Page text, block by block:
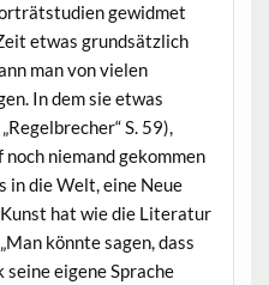
gewidmet
etwas grundsätzlich
man von vielen
In dem sie etwas
S. 59),
niemand gekommen
in die Welt, eine Neue
hat wie die Literatur
könnte sagen, dass
eigene Sprache